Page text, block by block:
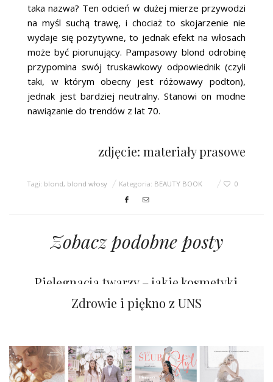
taka nazwa? Ten odcień w dużej mierze przywodzi
na myśl suchą trawę, i chociaż to skojarzenie nie
wydaje się pozytywne, to jednak efekt na włosach
może być piorunujący. Pampasowy blond odrobinę
przypomina swój truskawkowy odpowiednik (czyli
taki, w którym obecny jest różowawy podton),
jednak jest bardziej neutralny. Stanowi on modne
nawiązanie do trendów z lat 70.
zdjęcie: materiały prasowe
Tagi: blond, blond włosy Kategoria: BEAUTY BOOK 0
Zobacz podobne posty
Jak dbać o rozjaśniane włosy?
Pielęgnacja twarzy – jakie kosmetyki
wybrać?
Zdrowie i piękno z UNS